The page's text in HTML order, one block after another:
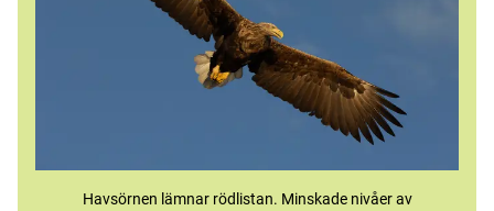
Havsörnen lämnar rödlistan. Minskade nivåer av